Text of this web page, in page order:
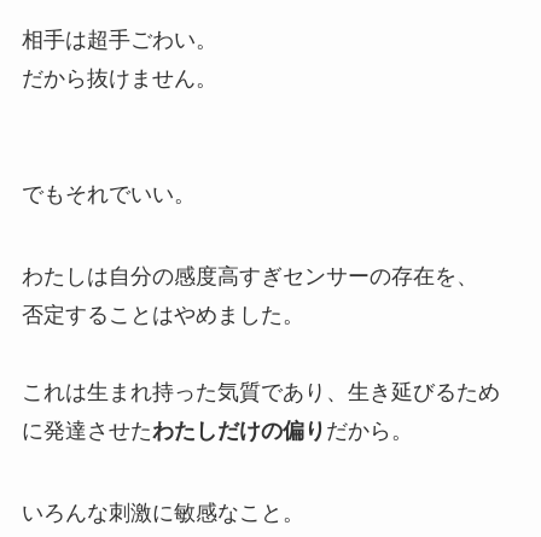
相手は超手ごわい。
だから抜けません。
でもそれでいい。
わたしは自分の感度高すぎセンサーの存在を、
否定することはやめました。
これは生まれ持った気質であり、生き延びるため
に発達させたわたしだけの偏り だから。
いろんな刺激に敏感なこと。